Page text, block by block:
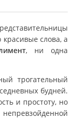
красивые слова, а
, ни одна
трогательный
будней.
и простоту, но